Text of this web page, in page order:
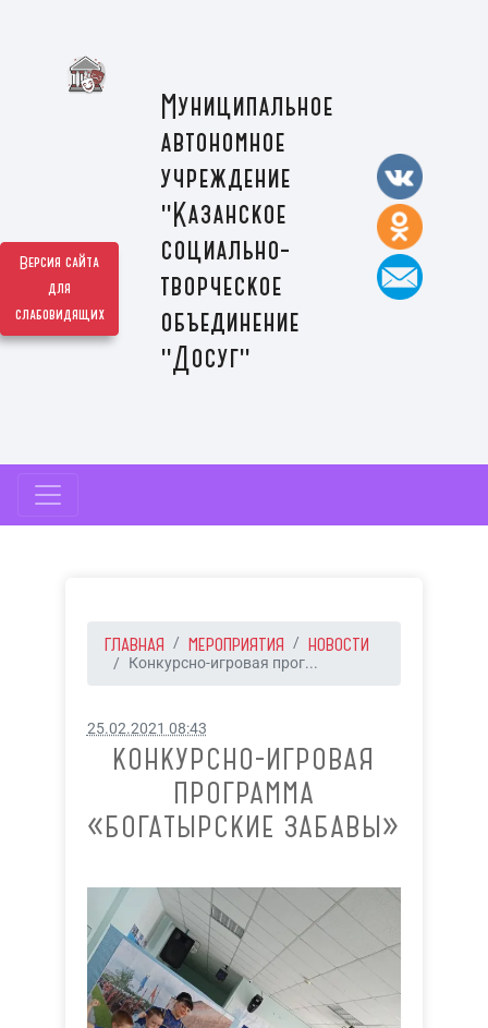
Версия сайта
для
слабовидящих
Муниципальное
автономное
учреждение
"Казанское
социально-
творческое
объединение
"Досуг"
ГЛАВНАЯ МЕРОПРИЯТИЯ НОВОСТИ
Конкурсно-игровая прог...
25.02.2021 08:43
КОНКУРСНО-ИГРОВАЯ
ПРОГРАММА
«БОГАТЫРСКИЕ ЗАБАВЫ»